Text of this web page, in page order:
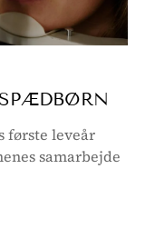
første leveår
samarbejde